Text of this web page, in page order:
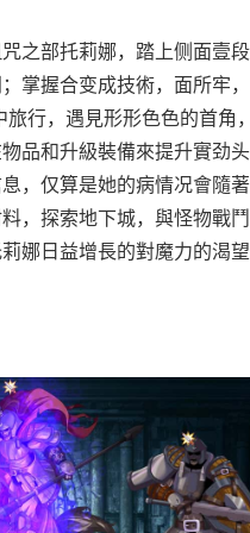
之部托莉娜，踏上侧面壹
掌握合变成技術，面所牢
行，遇見形形色色的首角
品和升級裝備來提升實劲
，仅算是她的病情况會隨
，探索地下城，與怪物戰
娜日益增長的對魔力的渴